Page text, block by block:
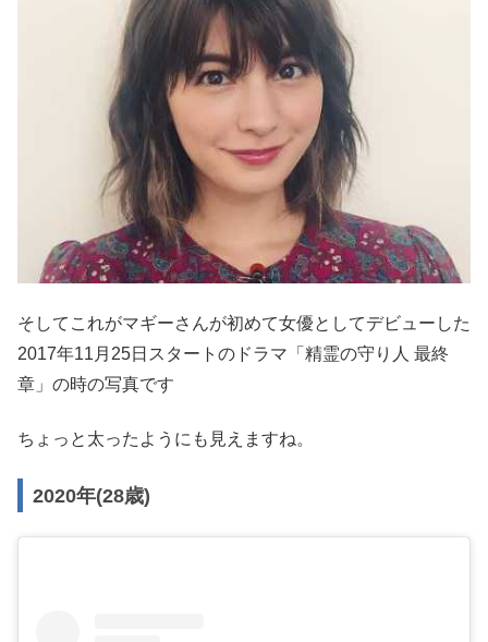
そしてこれがマギーさんが初めて女優としてデビューした
2017年11月25日スタートのドラマ「精霊の守り人 最終
章」の時の写真です
ちょっと太ったようにも見えますね。
2020年(28歳)